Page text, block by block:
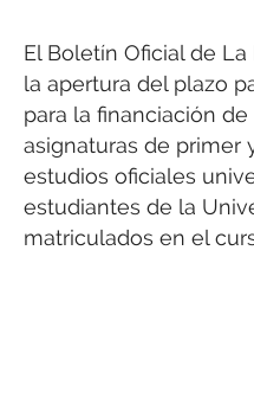
El Boletín Oficial de La
la apertura del plazo
para la financiación
asignaturas de primer
estudios oficiales
estudiantes de la
matriculados en el